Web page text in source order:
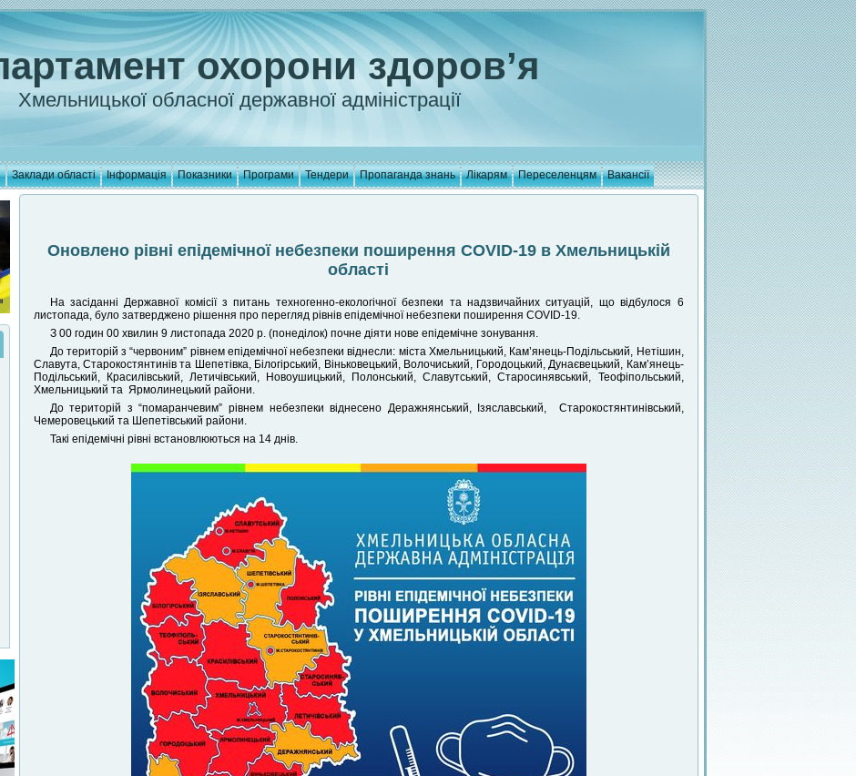
охорони здоров’я
Хмельницької обласної державної адміністрації
Заклади області Інформація Показники Програми Тендери Пропаганда знань Лікарям Переселенцям Вакансії
Оновлено рівні епідемічної небезпеки поширення COVID-19 в Хмельницькій
області
На засіданні Державної комісії з питань техногенно-екологічної безпеки та надзвичайних ситуацій, що відбулося 6
листопада, було затверджено рішення про перегляд рівнів епідемічної небезпеки поширення COVID-19.
З 00 годин 00 хвилин 9 листопада 2020 р. (понеділок) почне діяти нове епідемічне зонування.
До територій з “червоним” рівнем епідемічної небезпеки віднесли: міста Хмельницький, Кам’янець-Подільський, Нетішин,
Славута, Старокостянтинів та Шепетівка, Білогірський, Віньковецький, Волочиський, Городоцький, Дунаєвецький, Кам’янець-
Подільський, Красилівський, Летичівський, Новоушицький, Полонський, Славутський, Старосинявський, Теофіпольський,
Хмельницький та Ярмолинецький райони.
До територій з “помаранчевим” рівнем небезпеки віднесено Деражнянський, Ізяславський, Старокостянтинівський,
Чемеровецький та Шепетівський райони.
Такі епідемічні рівні встановлюються на 14 днів.